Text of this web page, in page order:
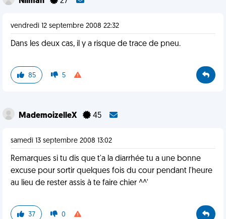
vendredi 12 septembre 2008 22:32
Dans les deux cas, il y a risque de trace de pneu.
85 5
MademoizelleX 45
samedi 13 septembre 2008 13:02
Remarques si tu dis que t'a la diarrhée tu a une bonne
excuse pour sortir quelques fois du cour pendant l'heure
au lieu de rester assis à te faire chier ^^'
37 0